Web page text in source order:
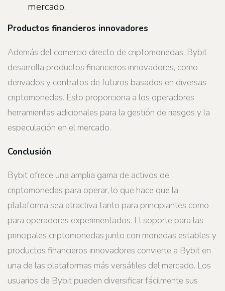
mercado.
Productos financieros innovadores
Además del comercio directo de criptomonedas, Bybit
desarrolla productos financieros innovadores, como
derivados y contratos de futuros basados ​​en diversas
criptomonedas. Esto proporciona a los operadores
herramientas adicionales para la gestión de riesgos y la
especulación en el mercado.
Conclusión
Bybit ofrece una amplia gama de activos de
criptomonedas para operar, lo que hace que la
plataforma sea atractiva tanto para principiantes como
para operadores experimentados. El soporte para las
principales criptomonedas junto con monedas estables y
productos financieros innovadores convierte a Bybit en
una de las plataformas más versátiles del mercado. Los
usuarios de Bybit pueden diversificar fácilmente sus